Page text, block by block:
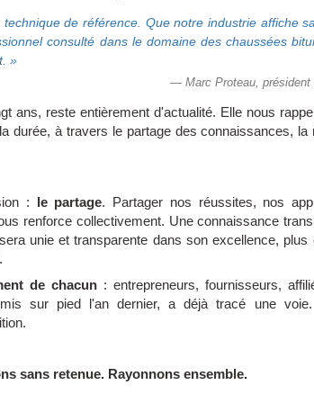
de référence. Que notre industrie affiche
consulté dans le domaine des chaussées
»
— Marc Proteau, président
ans, reste entièrement d'actualité. Elle nous
durée, à travers le partage des connaissances, la
: le partage. Partager nos réussites, nos
renforce collectivement. Une connaissance
unie et transparente dans son excellence, plus
de chacun : entrepreneurs, fournisseurs,
sur pied l'an dernier, a déjà tracé une
sans retenue. Rayonnons ensemble.